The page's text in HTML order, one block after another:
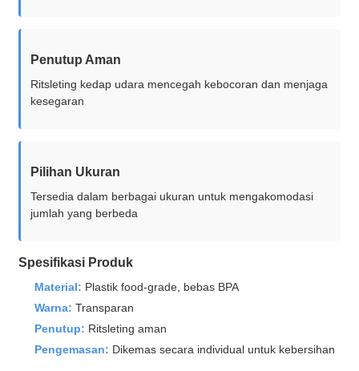
Penutup Aman
Ritsleting kedap udara mencegah kebocoran dan menjaga
kesegaran
Pilihan Ukuran
Tersedia dalam berbagai ukuran untuk mengakomodasi
jumlah yang berbeda
Spesifikasi Produk
Material: Plastik food-grade, bebas BPA
Warna: Transparan
Penutup: Ritsleting aman
Pengemasan: Dikemas secara individual untuk kebersihan